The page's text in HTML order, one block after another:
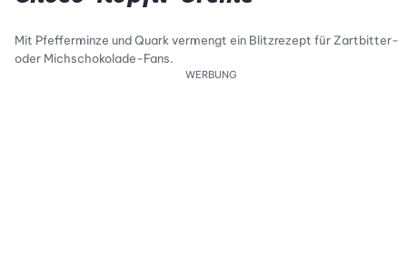
Mit Pfefferminze und Quark vermengt ein Blitzrezept für Zartbitter-
oder Michschokolade-Fans.
WERBUNG